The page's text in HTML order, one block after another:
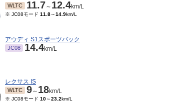
WLTC 11.7～ 12.4km/L
※ JC08モード 11.8～14.9km/L
アウディ S1スポーツバック
JC08 14.4km/L
レクサス IS
WLTC 9～ 18km/L
※ JC08モード 10～23.2km/L